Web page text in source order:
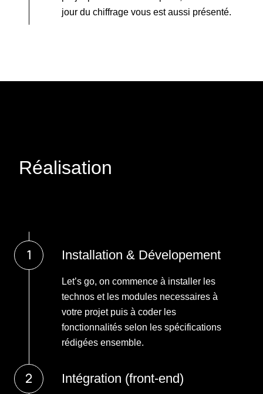
jour du chiffrage vous est aussi présenté.
Réalisation
Installation & Dévelopement
Let’s go, on commence à installer les
technos et les modules necessaires à
votre projet puis à coder les
fonctionnalités selon les spécifications
rédigées ensemble.
Intégration (front-end)